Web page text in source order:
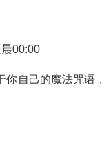
00:00
自己的魔法咒语